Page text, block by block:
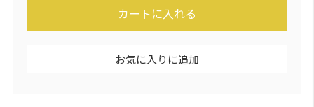
カートに入れる
お気に入りに追加